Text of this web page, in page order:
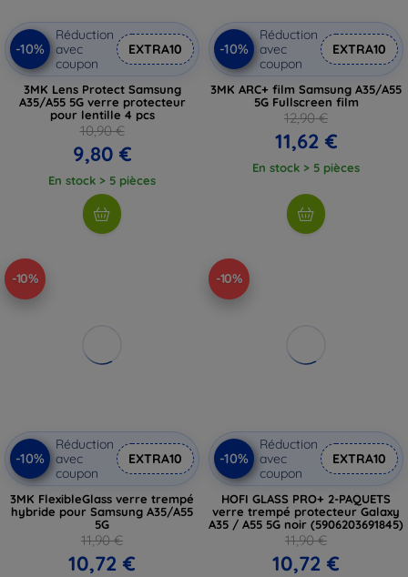
-10%
Réduction
avec
coupon
EXTRA10
3MK Lens Protect Samsung
A35/A55 5G verre protecteur
pour lentille 4 pcs
10,90 €
9,80 €
En stock > 5 pièces
-10%
Réduction
avec
coupon
EXTRA10
3MK ARC+ film Samsung A35/A55
5G Fullscreen film
12,90 €
11,62 €
En stock > 5 pièces
-10%
-10%
Réduction
avec
coupon
EXTRA10
3MK FlexibleGlass verre trempé
hybride pour Samsung A35/A55
5G
11,90 €
10,72 €
-10%
-10%
Réduction
avec
coupon
EXTRA10
HOFI GLASS PRO+ 2-PAQUETS
verre trempé protecteur Galaxy
A35 / A55 5G noir (5906203691845)
11,90 €
10,72 €